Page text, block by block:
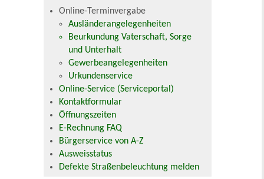
Online-Terminvergabe
Ausländerangelegenheiten
Beurkundung Vaterschaft, Sorge
und Unterhalt
Gewerbeangelegenheiten
Urkundenservice
Online-Service (Serviceportal)
Kontaktformular
Öffnungszeiten
E-Rechnung FAQ
Bürgerservice von A-Z
Ausweisstatus
Defekte Straßenbeleuchtung melden